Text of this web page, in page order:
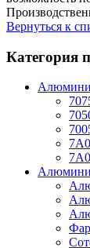
Вернуться к
Категория